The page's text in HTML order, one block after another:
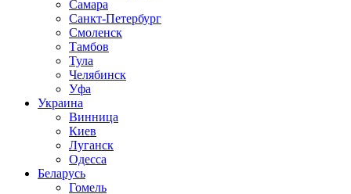
Самара
Санкт-Петербург
Смоленск
Тамбов
Тула
Челябинск
Уфа
Украина
Винница
Киев
Луганск
Одесса
Беларусь
Гомель